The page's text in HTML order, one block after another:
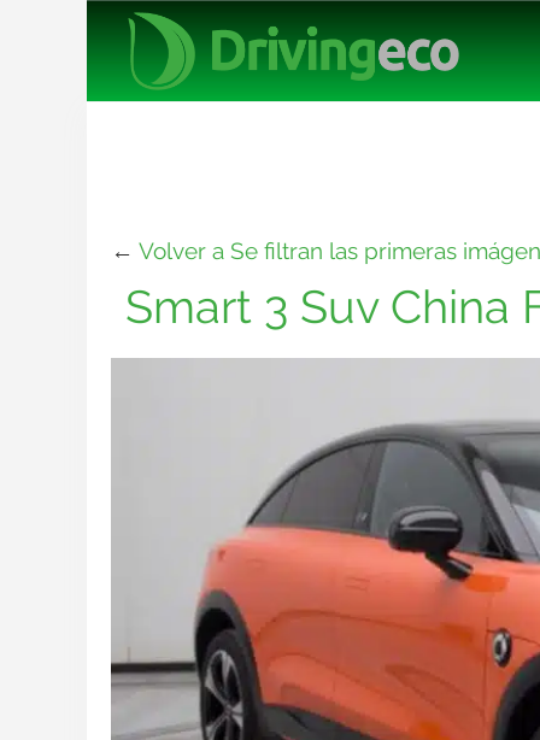
← Volver a Se filtran las primeras
Smart 3 Suv China